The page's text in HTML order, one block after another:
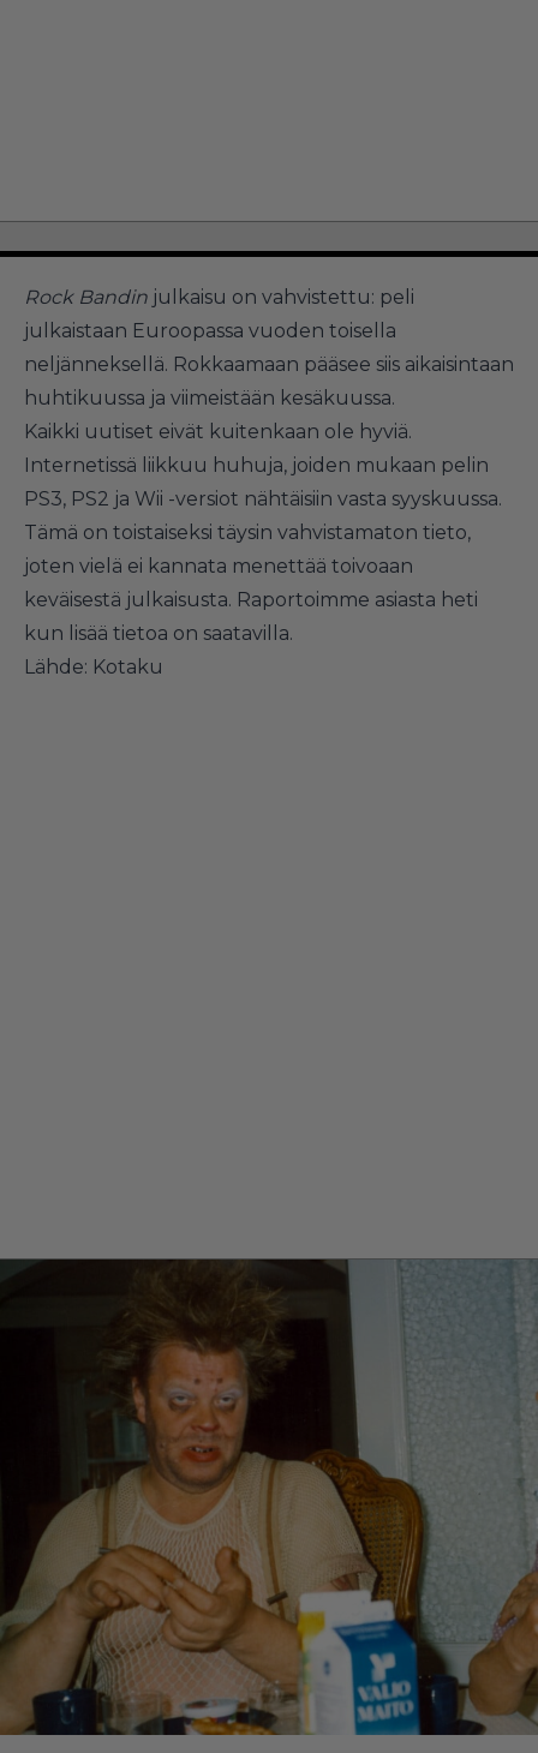
Rock Bandin julkaisu on vahvistettu: peli
julkaistaan Euroopassa vuoden toisella
neljänneksellä. Rokkaamaan pääsee siis aikaisintaan
huhtikuussa ja viimeistään kesäkuussa.
Kaikki uutiset eivät kuitenkaan ole hyviä.
Internetissä liikkuu huhuja, joiden mukaan pelin
PS3, PS2 ja Wii -versiot nähtäisiin vasta syyskuussa.
Tämä on toistaiseksi täysin vahvistamaton tieto,
joten vielä ei kannata menettää toivoaan
keväisestä julkaisusta. Raportoimme asiasta heti
kun lisää tietoa on saatavilla.
Lähde: Kotaku